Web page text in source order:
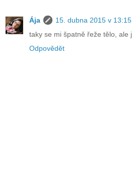
Ája
15. dubna 2015 v 13:15
taky se mi špatně řeže tělo, ale
Odpovědět